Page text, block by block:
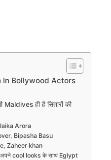
In Bollywood Actors
ही है सितारों की
Arora
Bipasha Basu
Zaheer khan
cool looks के साथ Egiypt